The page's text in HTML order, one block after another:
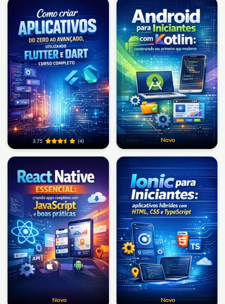
3.75 (4) Novo
Novo Novo